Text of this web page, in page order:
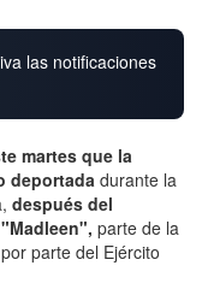
las notificaciones
martes que la
deportada durante la
después del
parte de la
parte del Ejército